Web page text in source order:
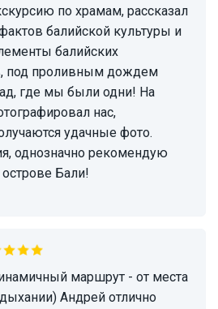
по храмам, рассказал
балийской культуры и
балийских
под проливным дождем
где мы были одни! На
нас,
удачные фото.
однозначно рекомендую
Бали!
Андрей отлично